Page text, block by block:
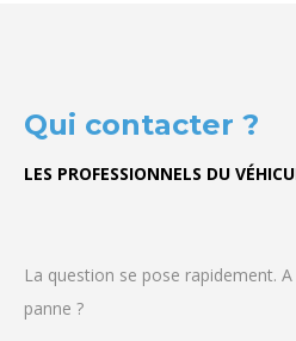
Qui contacter ?
LES PROFESSIONNELS DU
La question se pose rapidement.
panne ?